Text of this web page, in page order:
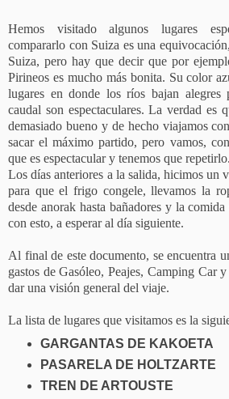
Hemos visitado algunos lugares
compararlo con Suiza es una
Suiza, pero hay que decir que por
Pirineos es mucho más bonita. Su color
lugares en donde los ríos bajan alegres
caudal son espectaculares. La verdad es
demasiado bueno y de hecho viajamos
sacar el máximo partido, pero vamos,
que es espectacular y tenemos que repetirlo.
Los días anteriores a la salida, hicimos un
para que el frigo congele, llevamos la
desde anorak hasta bañadores y la
con esto, a esperar al día siguiente.
Al final de este documento, se encuentra
gastos de Gasóleo, Peajes, Camping Car
dar una visión general del viaje.
La lista de lugares que visitamos es la
GARGANTAS DE KAKOETA
PASARELA DE HOLTZARTE
TREN DE ARTOUSTE